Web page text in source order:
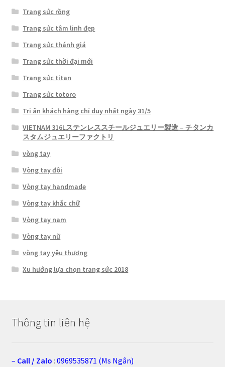
Trang sức rồng
Trang sức tâm linh đẹp
Trang sức thánh giá
Trang sức thời đại mới
Trang sức titan
Trang sức totoro
Tri ân khách hàng chỉ duy nhất ngày 31/5
VIETNAM 316Lステンレススチールジュエリー製造 – チタンカ
スタムジュエリーファクトリ
vòng tay
Vòng tay đôi
Vòng tay handmade
Vòng tay khắc chữ
Vòng tay nam
Vòng tay nữ
vòng tay yêu thương
Xu hướng lựa chọn trang sức 2018
Thông tin liên hệ
– Call / Zalo : 0969535871 (Ms Ngân)